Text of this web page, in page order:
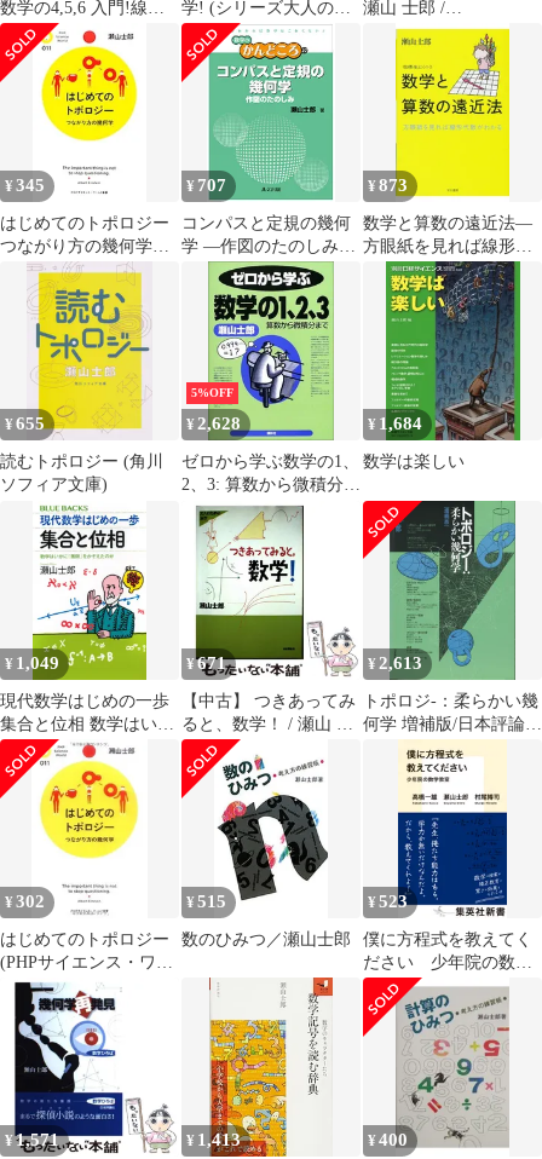
数学の4,5,6 入門!線形
代数 / 瀬山士郎 / 講談
社
学! (シリーズ大人のた
めの科学) 瀬山 士郎
瀬山 士郎 /
KADOKAWA
¥345
はじめてのトポロジー
つながり方の幾何学／
瀬山士郎
¥ 707
コンパスと定規の幾何
学 ―作図のたのしみ―
(数学のかんどころ 27)
／瀬山 士郎
¥873
数学と算数の遠近法―
方眼紙を見れば線形代
数がわかる (ハヤカワ
文庫NF―数理を愉しむ
シリーズ)
¥655
読むトポロジー (角川
ソフィア文庫)
5%OFF
¥2,628
ゼロから学ぶ数学の1、
2、3: 算数から微積分ま
で (ゼロから学ぶシリ
ーズ)
¥ 1,684
数学は楽しい
¥ 1,049
現代数学はじめの一歩
集合と位相 数学はいか
に「無限」をかぞえた
のか (ブルーバックス)
¥671
【中古】 つきあってみ
ると、数学！ / 瀬山 士
郎 / 日本評論社
¥ 2,613
トポロジ-：柔らかい幾
何学 増補版/日本評論
社/瀬山士郎（単行本）
¥302
はじめてのトポロジー
(PHPサイエンス・ワー
ルド新書 11)
¥515
数のひみつ／瀬山士郎
¥523
僕に方程式を教えてく
ださい 少年院の数学
教室/集英社/高橋一雄
（数学）（新書）
¥ 1,571 ¥ 1,413 ¥400